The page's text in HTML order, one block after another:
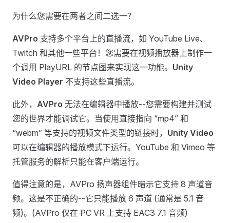
为什么您需要在两者之间二选一？
AVPro 支持多个平台上的直播流，如 YouTube Live、
Twitch 和其他一些平台！您需要在视频播放器上制作一
个调用 PlayURL 的节点图来实现这一功能。 Unity
Video Player 不支持这些直播流。
此外， AVPro 无法在编辑器中播放--您需要构建并测试
您的世界才能调试它。当使用直接指向 “mp4” 和
“webm” 等支持的视频文件类型的链接时， Unity Video
可以在编辑器的播放模式下运行。YouTube 和 Vimeo 等
托管服务的解析只能在客户端运行。
值得注意的是，AVPro 扬声器组件暗示它支持 8 声道音
频。这是不正确的--它只能播放 6 声道 (通常是 5.1 音
频)。(AVPro 仅在 PC VR 上支持 EAC3 7.1 音频)